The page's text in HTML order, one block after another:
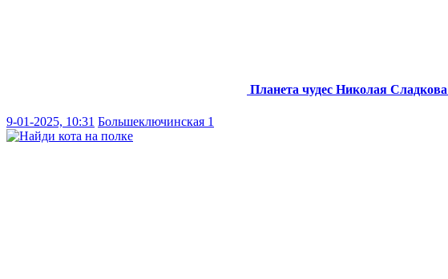
Планета чудес Николая Сладкова
9-01-2025, 10:31 Большеключинская 1